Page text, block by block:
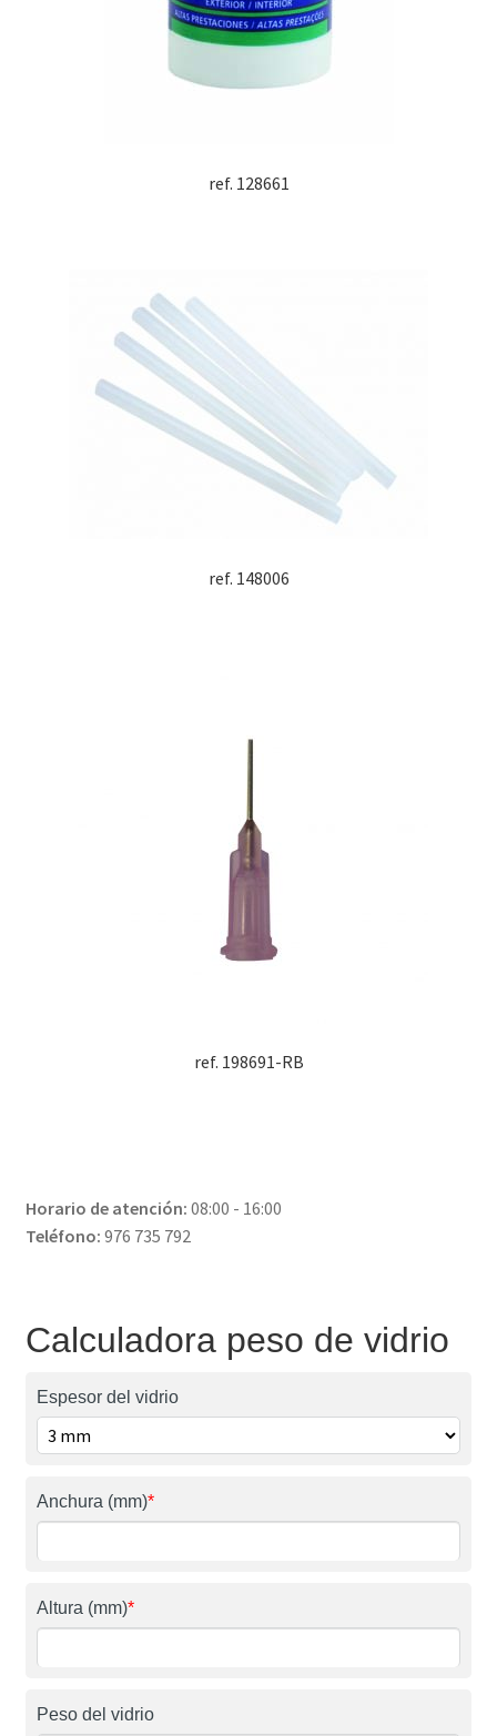
ref. 128661
ref. 148006
ref. 198691-RB
Horario de atención: 08:00 - 16:00
Teléfono: 976 735 792
Calculadora peso de vidrio
Espesor del vidrio
Anchura (mm)*
Altura (mm)*
Peso del vidrio